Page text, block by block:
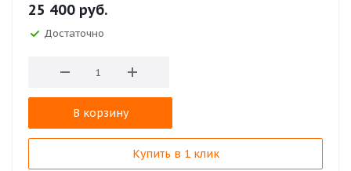
25 400 руб.
Достаточно
В корзину
Купить в 1 клик